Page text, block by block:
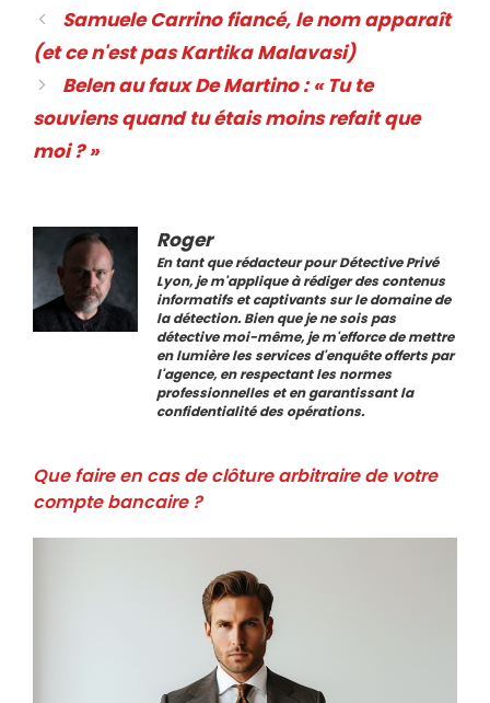
Navigation
des
articles
Samuele Carrino fiancé, le nom apparaît
(et ce n'est pas Kartika Malavasi)
Belen au faux De Martino : « Tu te
souviens quand tu étais moins refait que
moi ? »
Roger
En tant que rédacteur pour Détective Privé
Lyon, je m'applique à rédiger des contenus
informatifs et captivants sur le domaine de
la détection. Bien que je ne sois pas
détective moi-même, je m'efforce de mettre
en lumière les services d'enquête offerts par
l'agence, en respectant les normes
professionnelles et en garantissant la
confidentialité des opérations.
Que faire en cas de clôture arbitraire de votre
compte bancaire ?